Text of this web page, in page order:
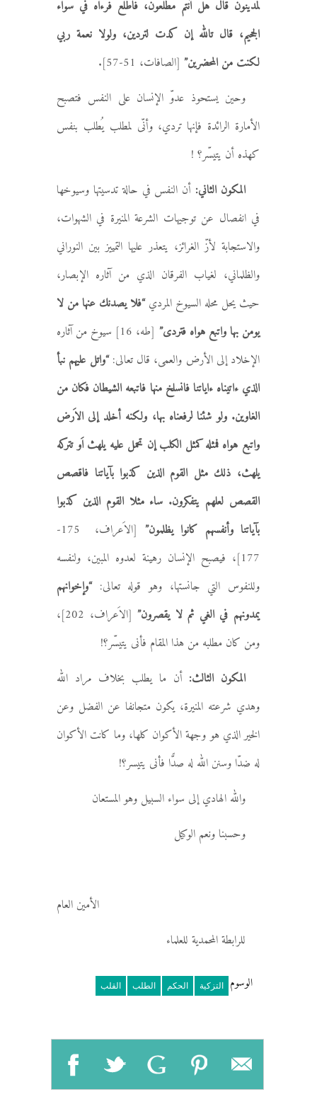
لمدينون قال هل اَنتم مطلعون، فاطلع فرءاه في سواء
الجحيم، قال تالله إن كدت لتردين، ولولا نعمة ربي
لكنت من المحضرين” [الصافات، 51-57].
وحين يستحوذ عدوّ الإنسان على النفس فتصبح
الأمارة الرائدة فإنها تردي، وأنّى لمطلب يُطلب بنفس
كهذه أن يتيسّر؟ !
المكون الثاني: أن النفس في حالة تدسيتها وسيوخها
في انفصال عن توجيهات الشرعة المنيرة في الشهوات،
والاستجابة لأزّ الغرائز، يتعذر عليها التمييز بين النوراني
والظلماني، لغياب الفرقان الذي من آثاره الإبصار،
حيث يحل محله السيوخ المردي“فلا يصدنك عنها من لا
يومن بها واتبع هواه فتردى”
[طه، 16] سيوخ من آثاره
الإخلاد إلى الأرض والعمى، قال تعالى:“واتل عليهم نبأ
الذي ءاتيناه ءاياتنا فانسلخ منها فاتبعه الشيطان فكان من
الغاوين. ولو شئنا لرفعناه بها، ولكنه أخلد إلى الاَرض
واتبع هواه فمثله كمثل الكلب إن تحمل عليه يلهث اَو تتركه
يلهث، ذلك مثل القوم الذين كذبوا بآياتنا فاقصص
القصص لعلهم يتفكرون. ساء مثلا القوم الذين كذبوا
بآياتنا وأنفسهم كانوا يظلمون”
[الاَعراف، 175-
177]، فيصبح الإنسان رهينة لعدوه المبين، ولنفسه
وللنفوس التي جانستها، وهو قوله تعالى:“وإخوانهم
يمدونهم في الغي ثم لا يقصرون”
[الاَعراف، 202]،
ومن كان مطلبه من هذا المقام فأنى يتيسّر؟!
المكون الثالث: أن ما يطلب بخلاف مراد الله
وهدي شرعته المنيرة، يكون متجانفا عن الفضل وعن
الخير الذي هو وجهة الأكوان كلها، وما كانت الأكوان
له ضدّا وسنن الله له صدًّا فأنى يتيسر؟!
والله الهادي إلى سواء السبيل وهو المستعان
وحسبنا ونعم الوكيل
الأمين العام
للرابطة المحمدية للعلماء
الوسوم التزكية الحكم الطلب القلب